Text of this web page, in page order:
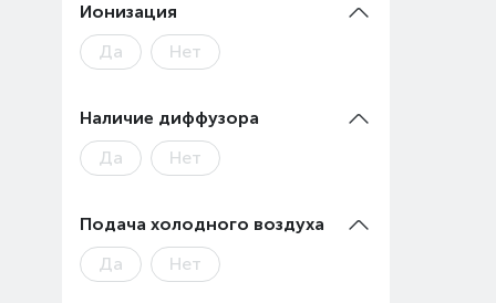
Ионизация
Да
Нет
Наличие диффузора
Да
Нет
Подача холодного воздуха
Да
Нет